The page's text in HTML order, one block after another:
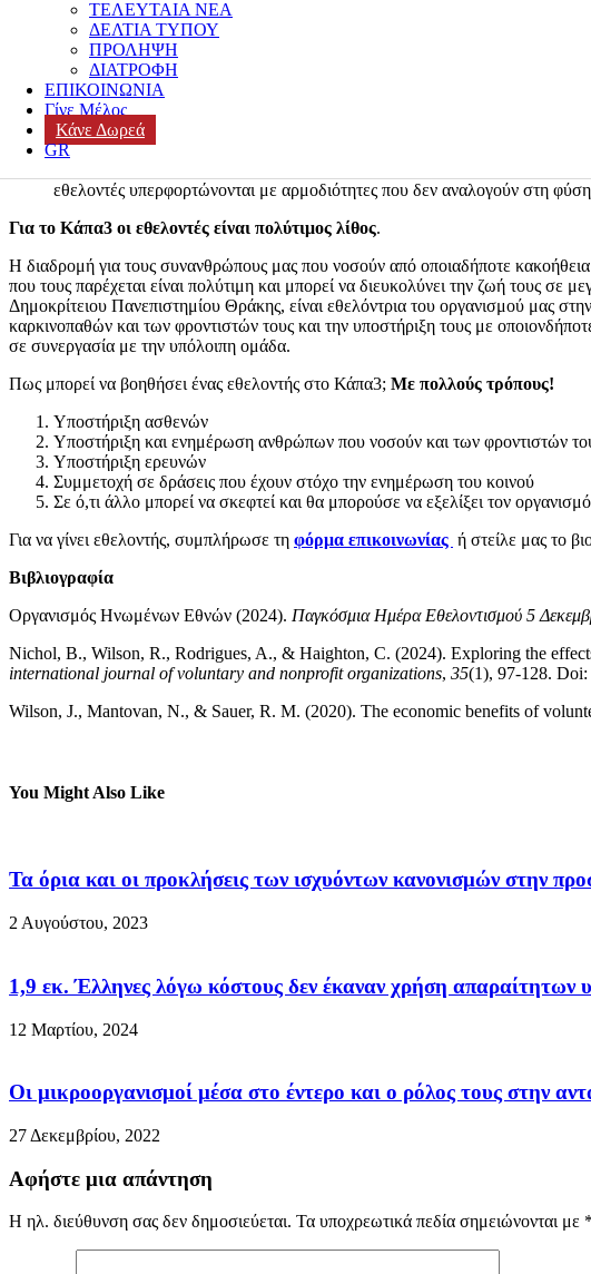
ΤΕΛΕΥΤΑΙΑ ΝΕΑ
ΔΕΛΤΙΑ ΤΥΠΟΥ
ΠΡΟΛΗΨΗ
ΔΙΑΤΡΟΦΗ
ΕΠΙΚΟΙΝΩΝΙΑ
Γίνε Μέλος
Κάνε Δωρεά
GR
Ψυχική υγεία και προσωπική ανάπτυξη:
τον σημαντικό ρόλο του εθελοντισμού στην ψυχική υγεία,
αυτοεκτίμησηκαι
Οικονομικά οφέλη:
εθελοντές υπερφορτώνονται με αρμοδιότητες που δεν αναλογούν στη
Για το Κάπα3 οι εθελοντές είναι πολύτιμος λίθος.
Η διαδρομή για τους συνανθρώπους μας που νοσούν από οποιαδήποτε κακοήθεια
που τους παρέχεται είναι πολύτιμη και μπορεί να διευκολύνει την ζωή τους
Δημοκρίτειου Πανεπιστημίου Θράκης, είναι εθελόντρια του οργανισμού μας
καρκινοπαθών και των φροντιστών τους και την υποστήριξη τους με
σε συνεργασία με την υπόλοιπη ομάδα.
Πως μπορεί να βοηθήσει ένας εθελοντής στο Κάπα3; Με πολλούς τρόπους!
Υποστήριξη ασθενών
Υποστήριξη και ενημέρωση ανθρώπων που νοσούν και των φροντιστών
Υποστήριξη ερευνών
Συμμετοχή σε δράσεις που έχουν στόχο την ενημέρωση του κοινού
Σε ό,τι άλλο μπορεί να σκεφτεί και θα μπορούσε να εξελίξει τον οργανισμό
Για να γίνει εθελοντής, συμπλήρωσε τη φόρμα επικοινωνίας ή στείλε μας το
Βιβλιογραφία
Οργανισμός Ηνωμένων Εθνών (2024). Παγκόσμια Ημέρα Εθελοντισμού 5
Nichol, B., Wilson, R., Rodrigues, A., & Haighton, C. (2024). Exploring the
international journal of voluntary and nonprofit organizations, 35(1), 97-128. Doi:
Wilson, J., Mantovan, N., & Sauer, R. M. (2020). The economic benefits of
You Might Also Like
Τα όρια και οι προκλήσεις των ισχυόντων κανονισμών στην
2 Αυγούστου, 2023
1,9 εκ. Έλληνες λόγω κόστους δεν έκαναν χρήση απαραίτητων
12 Μαρτίου, 2024
Οι μικροοργανισμοί μέσα στο έντερο και ο ρόλος τους στην
27 Δεκεμβρίου, 2022
Αφήστε μια απάντηση
Η ηλ. διεύθυνση σας δεν δημοσιεύεται. Τα υποχρεωτικά πεδία σημειώνονται με *